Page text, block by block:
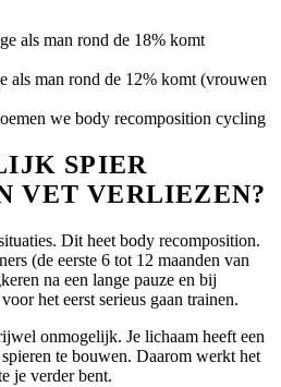
als man rond de 18% komt
als man rond de 12% komt (vrouwen
we body recomposition cycling
SPIER
VET VERLIEZEN?
Dit heet body recomposition.
(de eerste 6 tot 12 maanden van
na een lange pauze en bij
het eerst serieus gaan trainen.
onmogelijk. Je lichaam heeft een
te bouwen. Daarom werkt het
je verder bent.